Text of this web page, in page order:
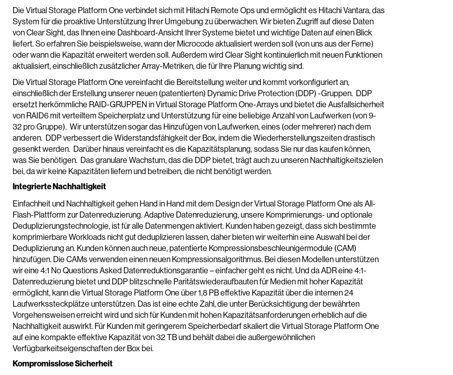
Die Virtual Storage Platform One verbindet sich mit Hitachi Remote Ops und ermöglicht es Hitachi Vantara, das
System für die proaktive Unterstützung Ihrer Umgebung zu überwachen. Wir bieten Zugriff auf diese Daten
von Clear Sight, das Ihnen eine Dashboard-Ansicht Ihrer Systeme bietet und wichtige Daten auf einen Blick
liefert. So erfahren Sie beispielsweise, wann der Microcode aktualisiert werden soll (von uns aus der Ferne)
oder wann die Kapazität erweitert werden soll. Außerdem wird Clear Sight kontinuierlich mit neuen Funktionen
aktualisiert, einschließlich zusätzlicher Array-Metriken, die für Ihre Planung wichtig sind.
Die Virtual Storage Platform One vereinfacht die Bereitstellung weiter und kommt vorkonfiguriert an,
einschließlich der Erstellung unserer neuen (patentierten) Dynamic Drive Protection (DDP) -Gruppen. DDP
ersetzt herkömmliche RAID-GRUPPEN in Virtual Storage Platform One-Arrays und bietet die Ausfallsicherheit
von RAID6 mit verteiltem Speicherplatz und Unterstützung für eine beliebige Anzahl von Laufwerken (von 9-
32 pro Gruppe). Wir unterstützen sogar das Hinzufügen von Laufwerken, eines (oder mehrerer) nach dem
anderen. DDP verbessert die Widerstandsfähigkeit der Box, indem die Wiederherstellungszeiten drastisch
gesenkt werden. Darüber hinaus vereinfacht es die Kapazitätsplanung, sodass Sie nur das kaufen können,
was Sie benötigen. Das granulare Wachstum, das die DDP bietet, trägt auch zu unseren Nachhaltigkeitszielen
bei, da wir keine Kapazitäten liefern und betreiben, die nicht benötigt werden.
Integrierte Nachhaltigkeit
Einfachheit und Nachhaltigkeit gehen Hand in Hand mit dem Design der Virtual Storage Platform One als All-
Flash-Plattform zur Datenreduzierung. Adaptive Datenreduzierung, unsere Komprimierungs- und optionale
Deduplizierungstechnologie, ist für alle Datenmengen aktiviert. Kunden haben gezeigt, dass sich bestimmte
komprimierbare Workloads nicht gut deduplizieren lassen, daher bieten wir weiterhin eine Auswahl bei der
Deduplizierung an. Kunden können auch neue, patentierte Kompressionsbeschleunigermodule (CAM)
hinzufügen. Die CAMs verwenden einen neuen Kompressionsalgorithmus. Bei diesen Modellen unterstützen
wir eine 4:1 No Questions Asked Datenreduktionsgarantie – einfacher geht es nicht. Und da ADR eine 4:1-
Datenreduzierung bietet und DDP blitzschnelle Paritätswiederaufbauten für Medien mit hoher Kapazität
ermöglicht, kann die Virtual Storage Platform One über 1,8 PB effektive Kapazität über die internen 24
Laufwerkssteckplätze unterstützen. Das ist eine echte Zahl, die unter Berücksichtigung der bewährten
Vorgehensweisen erreicht wird und sich für Kunden mit hohen Kapazitätsanforderungen erheblich auf die
Nachhaltigkeit auswirkt. Für Kunden mit geringerem Speicherbedarf skaliert die Virtual Storage Platform One
auf eine kompakte effektive Kapazität von 32 TB und behält dabei die außergewöhnlichen
Verfügbarkeitseigenschaften der Box bei.
Kompromisslose Sicherheit